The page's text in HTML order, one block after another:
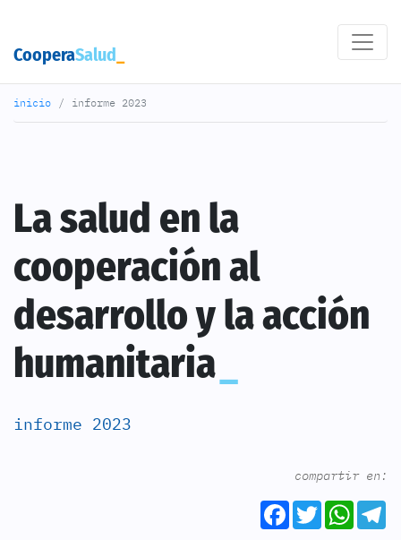
CooperaSalud
inicio informe 2023
La salud en la
cooperación al
desarrollo y la acción
humanitaria
informe 2023
compartir en:
Twitter
Facebook